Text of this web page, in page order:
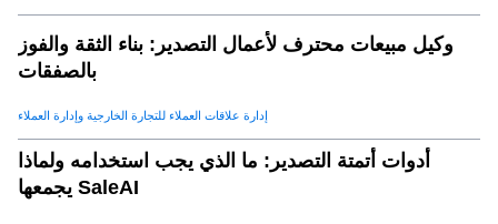
وكيل مبيعات محترف لأعمال التصدير: بناء الثقة والفوز
بالصفقات
إدارة علاقات العملاء للتجارة الخارجية وإدارة العملاء
أدوات أتمتة التصدير: ما الذي يجب استخدامه ولماذا
يجمعها SaleAI